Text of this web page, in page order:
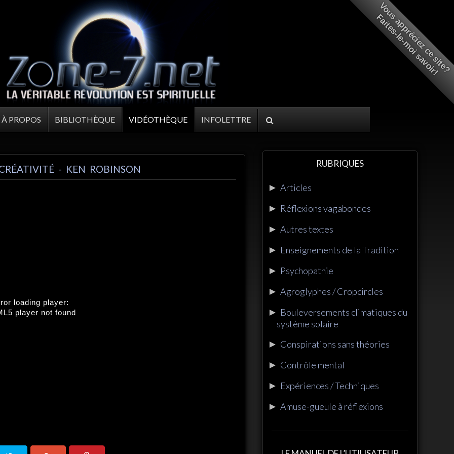
Vous appréciez ce site?
Faites-le-moi savoir!
À PROPOS BIBLIOTHÈQUE VIDÉOTHÈQUE INFOLETTRE
- KEN ROBINSON
loading player:
player not found
RUBRIQUES
► Articles
► Réflexions vagabondes
► Autres textes
► Enseignements de la Tradition
► Psychopathie
► Agroglyphes / Cropcircles
► Bouleversements climatiques du
système solaire
► Conspirations sans théories
► Contrôle mental
► Expériences / Techniques
► Amuse-gueule à réflexions